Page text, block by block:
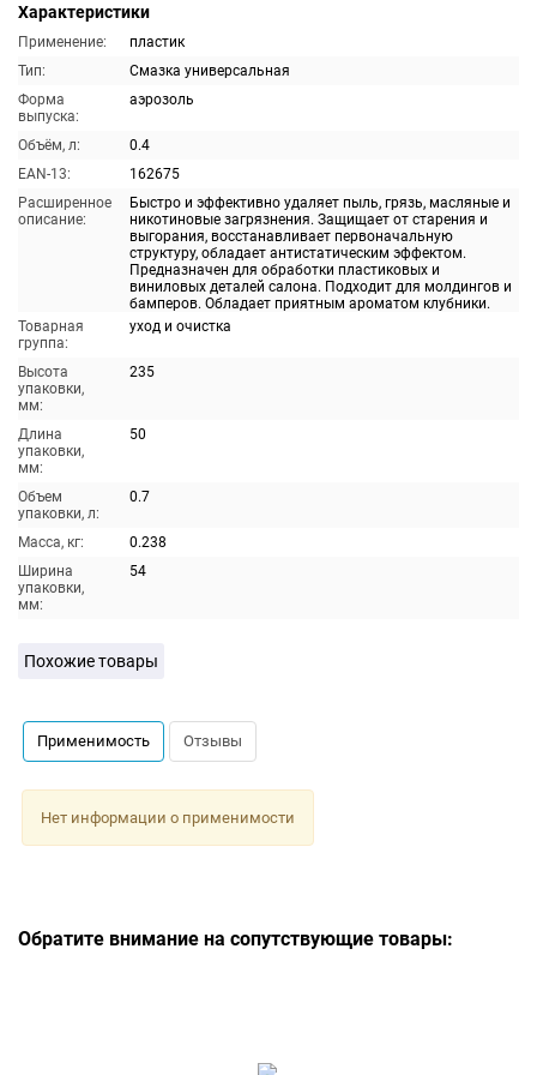
Характеристики
Применение:
пластик
Тип:
Смазка универсальная
Форма
выпуска:
аэрозоль
Объём, л:
0.4
EAN-13:
162675
Расширенное
описание:
Быстро и эффективно удаляет пыль, грязь, масляные и
никотиновые загрязнения. Защищает от старения и
выгорания, восстанавливает первоначальную
структуру, обладает антистатическим эффектом.
Предназначен для обработки пластиковых и
виниловых деталей салона. Подходит для молдингов и
бамперов. Обладает приятным ароматом клубники.
Товарная
группа:
уход и очистка
Высота
упаковки,
мм:
235
Длина
упаковки,
мм:
50
Объем
упаковки, л:
0.7
Масса, кг:
0.238
Ширина
упаковки,
мм:
54
Похожие товары
Применимость Отзывы
Нет информации о применимости
Обратите внимание на сопутствующие товары: